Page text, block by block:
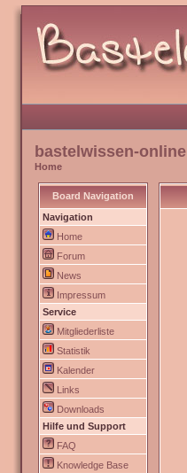
bastelwissen-online
Home
Board Navigation
Navigation
Home
Forum
News
Impressum
Service
Mitgliederliste
Statistik
Kalender
Links
Downloads
Hilfe und Support
FAQ
Knowledge Base